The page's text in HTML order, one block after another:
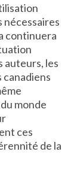
continuera
auteurs, les
monde
ces
de la